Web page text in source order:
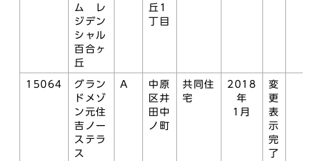
ム レ
ジデン
シャル
百合ヶ
丘
丘1
丁目
15064
グラン
ドメゾ
ン元住
吉ノー
ステラ
ス
A
中原
区井
田中
ノ町
共同住
宅
2018
年
1月
変
更
表
示
完
了